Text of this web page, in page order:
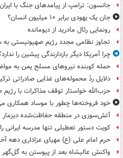
جانسون: ترامپ از پیامدهای جنگ با
جان یک یهودی برابر ۱۰ میلیون انسان؟
رونمایی رئال مادرید از دیومانده
تجاوز نظامی مجدد رژیم صهیونیستی به
چرا آمریکا دیگر بازدارندگی پیشین را
حمله کوبنده نیروهای مسلح یمن به
دلایل ردّ محموله‌های غذایی صادراتی
حزب‌الله خواستار توقف مذاکرات با
خود فروخته‌ها چطور با موساد همکاری
آتش‌سوزی در منطقه حفاظت‌شده دیزمار
کویت دستور تعطیلی تنها مدرسه ایرانی
حرم امام علی (ع) مهیای عزاداری دهه
واکنش عالیشاه بعد از پیوستن به گل‌گهر